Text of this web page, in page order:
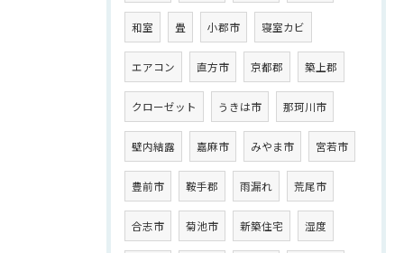
和室 畳 小郡市 寝室カビ
エアコン 直方市 京都郡 築上郡
クローゼット うきは市 那珂川市
壁内結露 嘉麻市 みやま市 宮若市
豊前市 鞍手郡 雨漏れ 荒尾市
合志市 菊池市 新築住宅 湿度